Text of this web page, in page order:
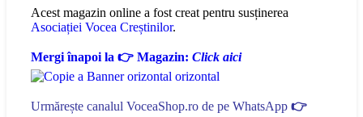
Acest magazin online a fost creat pentru susținerea
Asociației Vocea Creștinilor.
Mergi înapoi la 👉 Magazin: Click aici
Urmărește canalul VoceaShop.ro de pe WhatsApp 👉